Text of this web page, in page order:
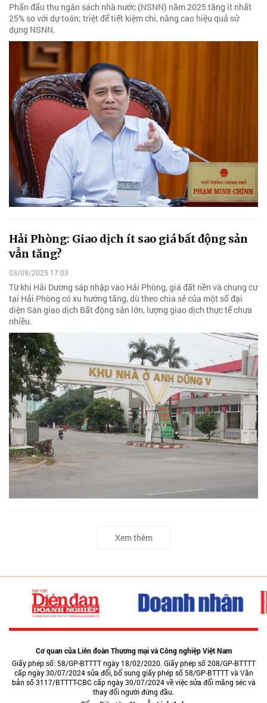
Phấn đấu thu ngân sách nhà nước (NSNN) năm 2025 tăng ít nhất
25% so với dự toán; triệt để tiết kiệm chi, nâng cao hiệu quả sử
dụng NSNN.
Hải Phòng: Giao dịch ít sao giá bất động sản
vẫn tăng?
03/09/2025 17:03
Từ khi Hải Dương sáp nhập vào Hải Phòng, giá đất nền và chung cư
tại Hải Phòng có xu hướng tăng, dù theo chia sẻ của một số đại
diện Sàn giao dịch Bất động sản lớn, lượng giao dịch thực tế chưa
nhiều.
Xem thêm
Cơ quan của Liên đoàn Thương mại và Công nghiệp Việt Nam
Giấy phép số: 58/GP-BTTTT ngày 18/02/2020. Giấy phép số 208/GP-BTTTT
cấp ngày 30/07/2024 sửa đổi, bổ sung giấy phép số 58/GP-BTTTT và Văn
bản số 3117/BTTTT-CBC cấp ngày 30/07/2024 về việc sửa đổi măng séc và
thay đổi người đứng đầu.